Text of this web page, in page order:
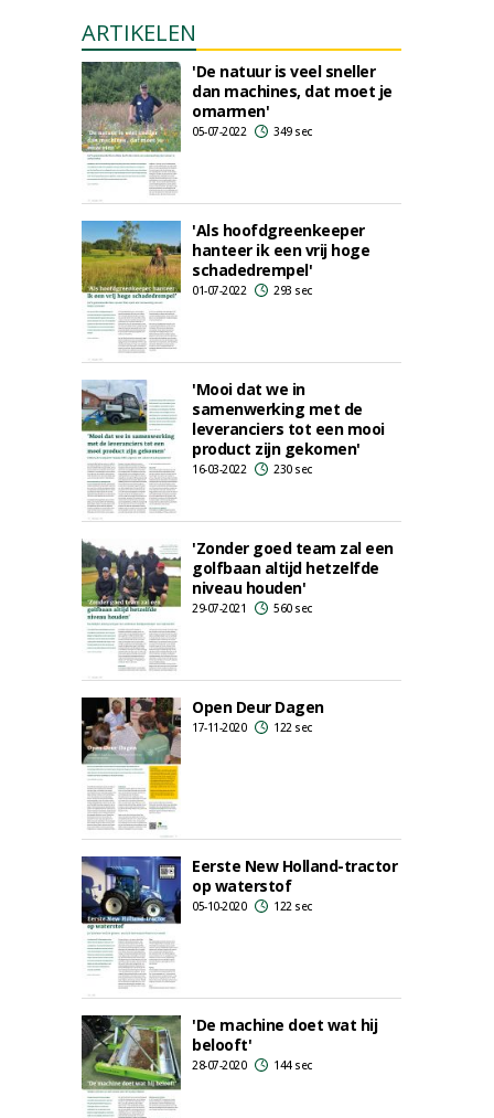
ARTIKELEN
'De natuur is veel sneller
dan machines, dat moet je
omarmen'
05-07-2022 349 sec
'Als hoofdgreenkeeper
hanteer ik een vrij hoge
schadedrempel'
01-07-2022 293 sec
'Mooi dat we in
samenwerking met de
leveranciers tot een mooi
product zijn gekomen'
16-03-2022 230 sec
'Zonder goed team zal een
golfbaan altijd hetzelfde
niveau houden'
29-07-2021 560 sec
Open Deur Dagen
17-11-2020 122 sec
Eerste New Holland-tractor
op waterstof
05-10-2020 122 sec
'De machine doet wat hij
belooft'
28-07-2020 144 sec